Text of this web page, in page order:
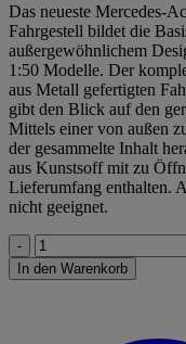
Das neueste Mercedes-
Fahrgestell bildet die
außergewöhnlichem
1:50 Modelle. Der
aus Metall gefertigten
gibt den Blick auf den
Mittels einer von außen
der gesammelte Inhalt
aus Kunstsoff mit zu
Lieferumfang enthalten.
nicht geeignet.
MÜLLWAGEN
Menge
In den Warenkorb